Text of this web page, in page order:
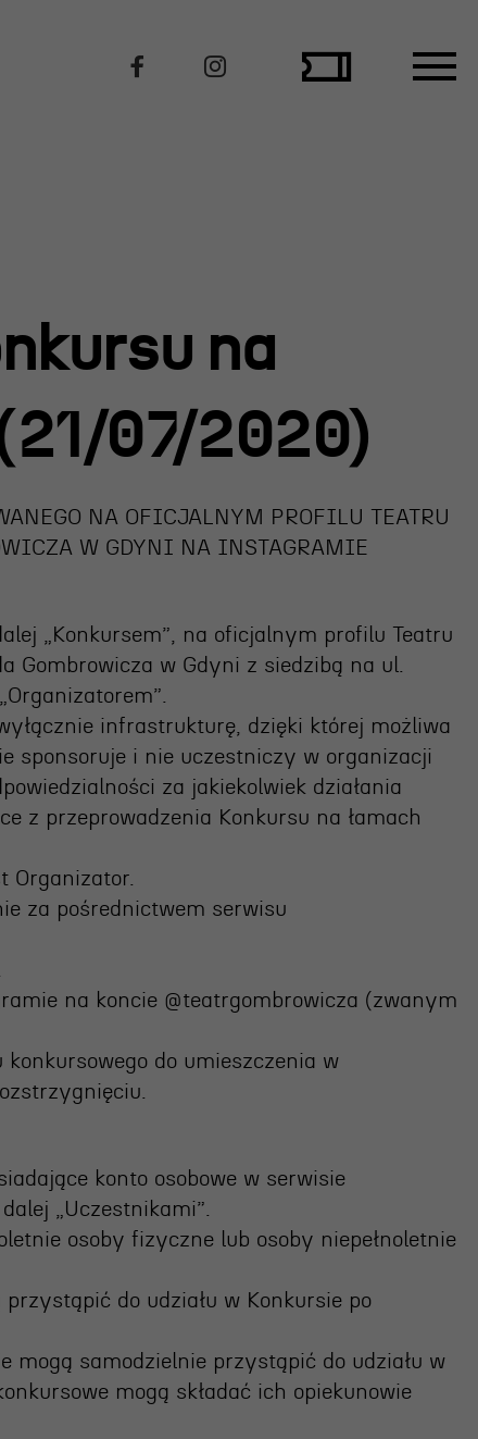
OSIECKA.
ARCHIPELAGI
reż. Jacek Bała
na
07/2020)
NA OFICJALNYM PROFILU TEATRU
W GDYNI NA INSTAGRAMIE
„Konkursem”, na oficjalnym profilu Teatru
Gombrowicza w Gdyni z siedzibą na ul.
infrastrukturę, dzięki której możliwa
sponsoruje i nie uczestniczy w organizacji
za jakiekolwiek działania
z przeprowadzenia Konkursu na łamach
Organizator.
za pośrednictwem serwisu
na koncie @teatrgombrowicza (zwanym
do umieszczenia w
konto osobowe w serwisie
„Uczestnikami”.
osoby fizyczne lub osoby niepełnoletnie
do udziału w Konkursie po
mogą samodzielnie przystąpić do udziału w
mogą składać ich opiekunowie